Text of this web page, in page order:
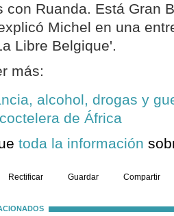
con Ruanda. Está Gran
Michel en una
Libre Belgique'.
más:
alcohol, drogas y
de África
toda la información
Rectificar Guardar Compartir